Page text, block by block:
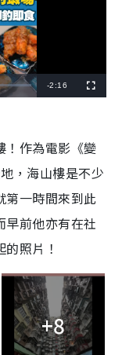
R
a
i
n
i
n
g
T
i
m
-2:16
u
e
e
！作為電影《變
，海山樓是不少
第一時間來到此
早前他亦有在社
照片！
+8